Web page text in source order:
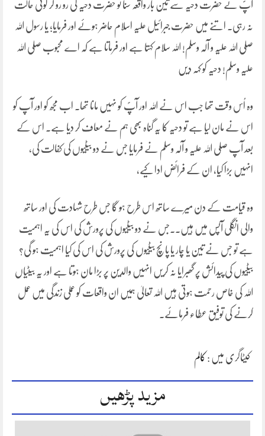
آپؐ نے حضرت دحیہ سے تین بار واقعہ سنا تو حضرت دحیہ کی رو رو کر کوئی حالت
نہ رہی۔ اتنے میں حضرت جبرائیل علیہ اسلام حاضر ہوئے اور فرمایا؛ یا رسول اللہ
صلی اللہ علیہ و آلہ وسلم! اللہ سلام کہتا ہے اور فرماتا ہے کہ اے محبوب صلی اللہ
علیہ وسلم! دحیہ کو کہہ دیں
وہ اُس وقت تھا جب اس نے اللہ اور آپؐ کو نہیں مانا تھا۔ اب مجھ کو اور آپ کو
اس نے مان لیا ہے تو دحیہ کا یہ گناہ بھی ہم نے معاف کر دیا ہے۔ اس کے
بعد آپ صلی اللہ علیہ و آلہ وسلم نے فرمایا جس نے دو بیٹیوں کی کفالت کی،
انہیں بڑا کیا، ان کے فرائض ادا کیے،
وہ قیامت کے دن میرے ساتھ اس طرح ہو گا جس طرح شہادت کی اور ساتھ
والی انگلی آپس میں ہیں۔۔جس نے دو بیٹیوں کی پرورش کی اس کی یہ اہمیت
ہے تو جس نے تین یا چار یا پانچ بیٹیوں کی پرورش کی اس کی کیا اہمیت ہو گی؟
بیٹیوں کی پیدائش پر گھبرایا نہ کریں انہیں والدین پر بڑا مان ہوتا ہے اور یہ بیٹیاں
اللہ کی خاص رحمت ہوتی ہیں اللہ تعالیٰ ہمیں ان واقعات کو عملی زندگی میں عمل
کرنے کی توفیق عطاء فرمائے۔
کیٹاگری میں : کالم
مزید پڑھیں